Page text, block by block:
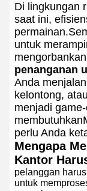
Di lingkungan
saat ini,
untuk
penanganan
Anda
kelontong,
menjadi
perlu Anda
Mengapa
Kantor
pelanggan
untuk